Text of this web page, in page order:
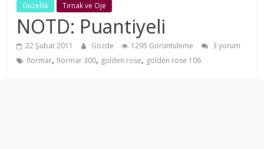
Güzellik Tırnak ve Oje
NOTD: Puantiyeli
22 Şubat 2011 Gözde 1295 Görüntüleme
3 yorum
flormar,flormar 300, golden rose, golden rose 106